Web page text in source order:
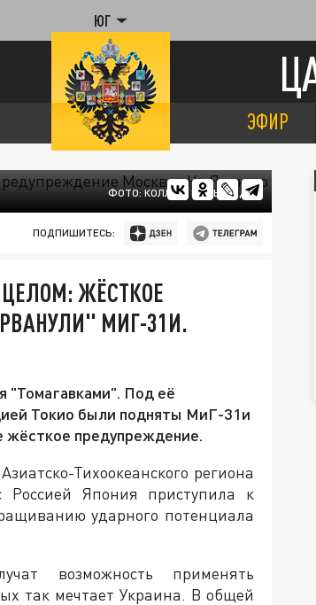
ЮГ
ЭФИР
ФОТО: КОЛЛАЖ ЦАРЬГРАДА
ПОДПИШИТЕСЬ:
ЖЁСТКОЕ
МИГ-31И.
"Томагавками". Под её
Токио были подняты МиГ-31и
предупреждение.
Тихоокеанского региона
Япония приступила к
ударного потенциала
возможность применять
так мечтает Украина. В общей